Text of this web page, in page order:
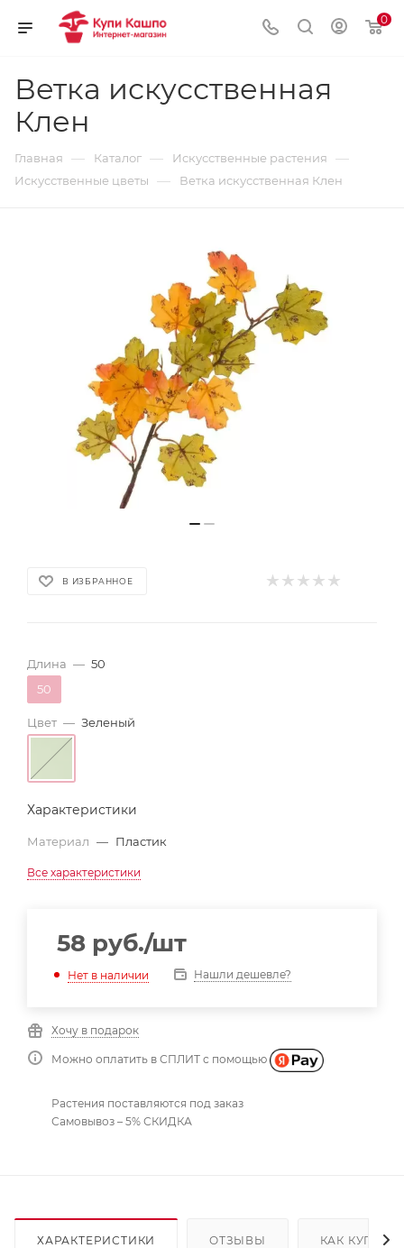
0
Ветка искусственная
Клен
Главная — Каталог — Искусственные растения —
Искусственные цветы — Ветка искусственная Клен
В ИЗБРАННОЕ
Длина — 50
50
Цвет — Зеленый
Характеристики
Материал — Пластик
Все характеристики
58 руб./шт
Нет в наличии Нашли дешевле?
Хочу в подарок
Можно оплатить в СПЛИТ с помощью
Растения поставляются под заказ
Самовывоз – 5% СКИДКА
ХАРАКТЕРИСТИКИ ОТЗЫВЫ КАК КУПИТЬ